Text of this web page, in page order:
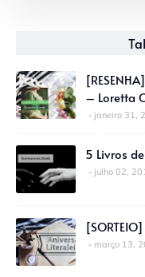
– Loretta
janeiro 31,
5 Livros
julho 02,
março 13,